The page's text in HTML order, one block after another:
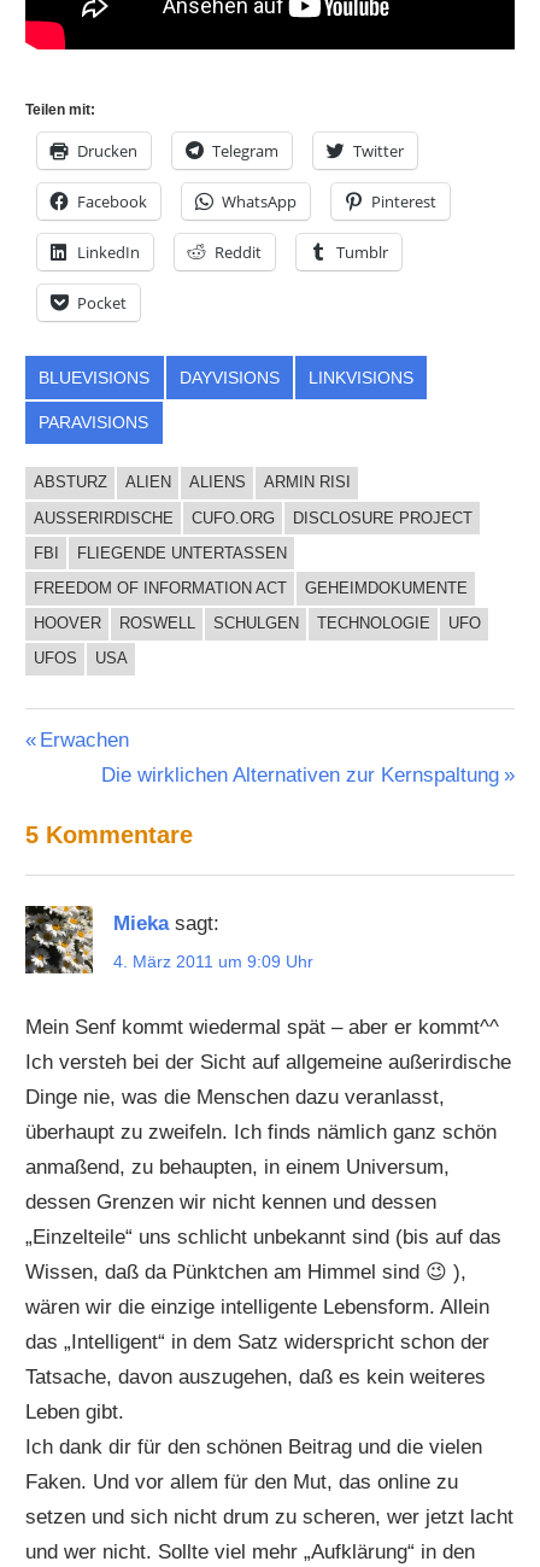
Teilen mit:
Drucken Telegram Twitter
Facebook WhatsApp Pinterest
LinkedIn Reddit Tumblr
Pocket
BLUEVISIONS DAYVISIONS LINKVISIONS
PARAVISIONS
ABSTURZ ALIEN ALIENS
ARMIN RISI
AUSSERIRDISCHE
CUFO.ORG
DISCLOSURE PROJECT
FBI
FLIEGENDE UNTERTASSEN
FREEDOM OF INFORMATION ACT
GEHEIMDOKUMENTE
HOOVER
ROSWELL SCHULGEN TECHNOLOGIE
UFO
UFOS
USA
Beitragsnavigation
Vorheriger
Beitrag:
Erwachen
Nächster
Die wirklichen Alternativen zur Kernspaltung
5 Kommentare
Mieka sagt:
4. März 2011 um 9:09 Uhr
Mein Senf kommt wiedermal spät – aber er kommt^^
Ich versteh bei der Sicht auf allgemeine außerirdische
Dinge nie, was die Menschen dazu veranlasst,
überhaupt zu zweifeln. Ich finds nämlich ganz schön
anmaßend, zu behaupten, in einem Universum,
dessen Grenzen wir nicht kennen und dessen
„Einzelteile“ uns schlicht unbekannt sind (bis auf das
Wissen, daß da Pünktchen am Himmel sind 😉 ),
wären wir die einzige intelligente Lebensform. Allein
das „Intelligent“ in dem Satz widerspricht schon der
Tatsache, davon auszugehen, daß es kein weiteres
Leben gibt.
Ich dank dir für den schönen Beitrag und die vielen
Faken. Und vor allem für den Mut, das online zu
setzen und sich nicht drum zu scheren, wer jetzt lacht
und wer nicht. Sollte viel mehr „Aufklärung“ in den